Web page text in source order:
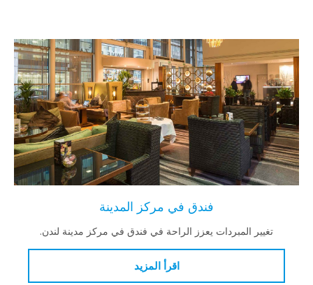
فندق في مركز المدينة
تغيير المبردات يعزز الراحة في فندق في مركز مدينة لندن.
اقرأ المزيد